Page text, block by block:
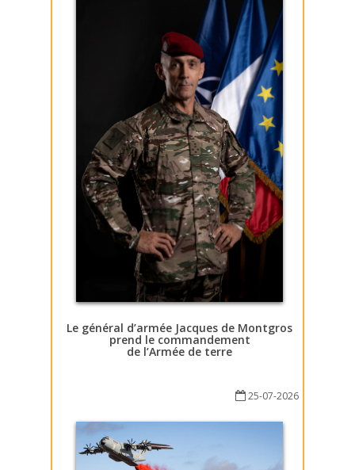
Le général d’armée Jacques de Montgros
prend le commandement
de l’Armée de terre
25-07-2026